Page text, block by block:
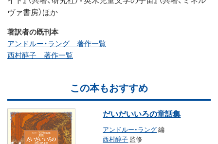
ヴァ書房）ほか
著訳者の既刊本
アンドルー・ラング 著作一覧
西村醇子 著作一覧
この本もおすすめ
だいだいいろの童話集
アンドルー・ラング編
西村醇子 監修